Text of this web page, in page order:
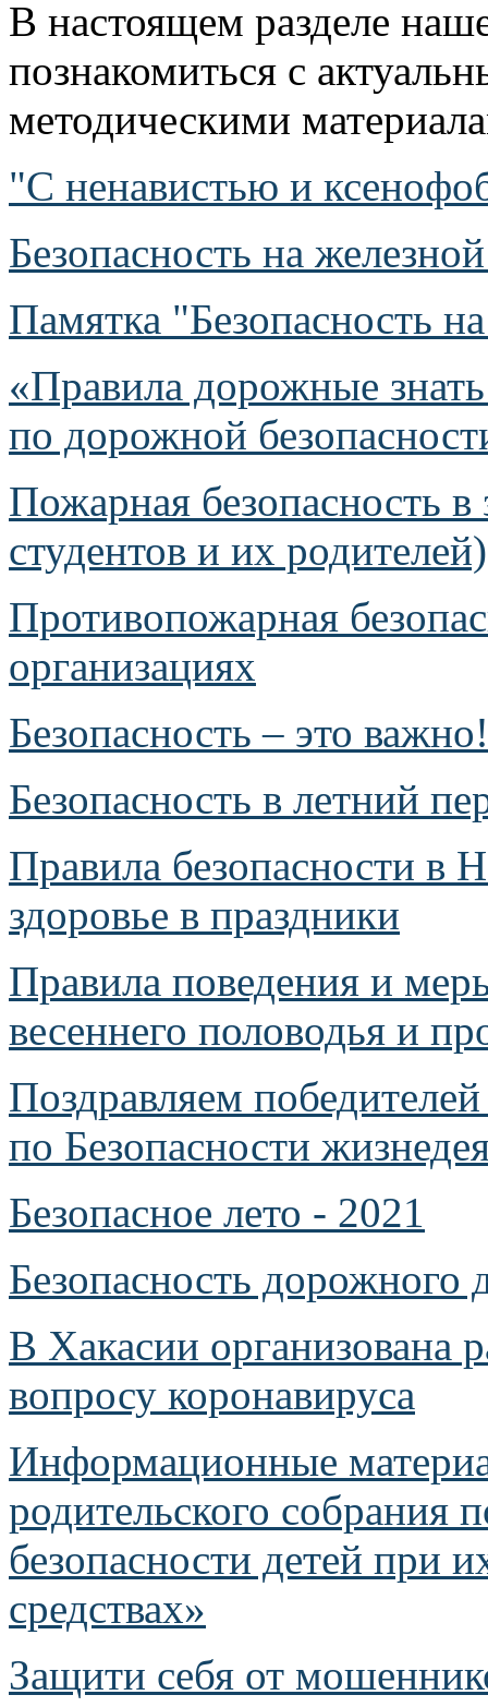
В настоящем разделе
познакомиться с
методическими
"С ненавистью и
Безопасность на
Памятка "Безопасность
«Правила дорожные
по дорожной
Пожарная безопасность
студентов и их родителей)
Противопожарная
организациях
Безопасность – это важно!
Безопасность в летний
Правила безопасности в
здоровье в праздники
Правила поведения и
весеннего половодья и
Поздравляем
по Безопасности
Безопасное лето - 2021
Безопасность дорожного
В Хакасии организована
вопросу коронавируса
Информационные
родительского собрания
безопасности детей при
средствах»
Защити себя от